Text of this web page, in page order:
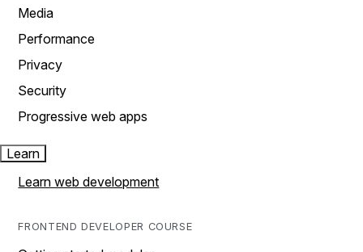
Media
Performance
Privacy
Security
Progressive web apps
Learn
Learn web development
FRONTEND DEVELOPER COURSE